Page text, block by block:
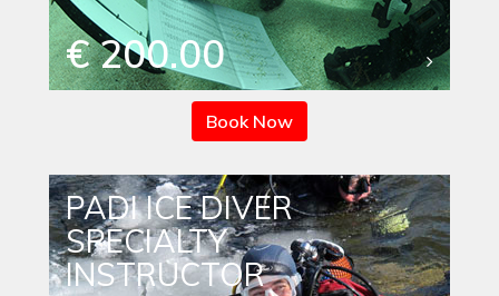
€ 200.00
Book Now
PADI ICE DIVER
SPECIALTY
INSTRUCTOR